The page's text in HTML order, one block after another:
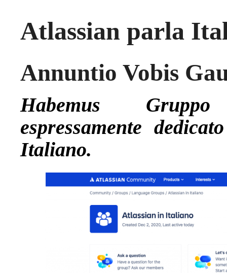
Atlassian parla
Annuntio Vobis
Habemus
espressamente
Italiano.